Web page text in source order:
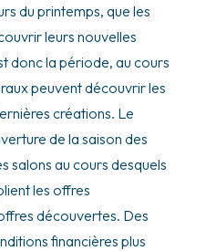
du printemps, que les
leurs nouvelles
donc la période, au cours
peuvent découvrir les
créations. Le
de la saison des
salons au cours desquels
les offres
découvertes. Des
financières plus